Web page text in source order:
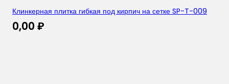
Клинкерная плитка гибкая под кирпич на сетке SP-T-009
0,00 ₽